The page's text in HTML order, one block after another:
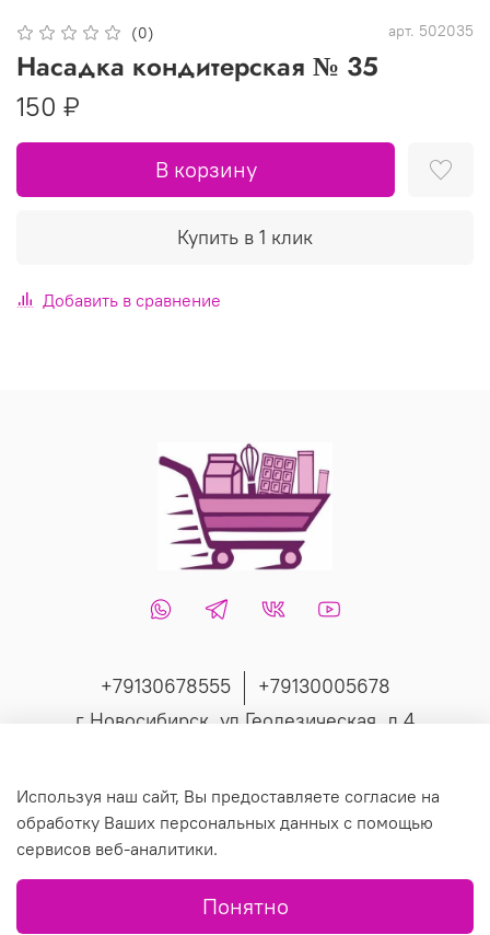
(0) арт. 502035
Насадка кондитерская № 35
150 ₽
В корзину
Купить в 1 клик
Добавить в сравнение
+79130678555
+79130005678
г Новосибирск, ул Геодезическая, д 4
© 2019 Любое использование контента без письменного
разрешения запрещено.
Используя наш сайт, Вы предоставляете согласие на
обработку Ваших персональных данных с помощью
сервисов веб-аналитики.
Понятно